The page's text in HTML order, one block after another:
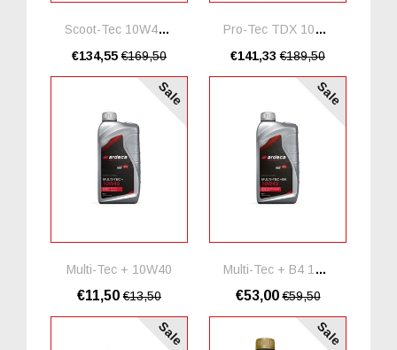
Scoot-Tec 10W40 *20 Liter
€134,55€169,50
Pro-Tec TDX 10W40 *20 Liter
€141,33€189,50
Sale
Multi-Tec + 10W40
€11,50€13,50
Sale
Multi-Tec + B4 10W40 *5 Liter
€53,00€59,50
Sale Sale